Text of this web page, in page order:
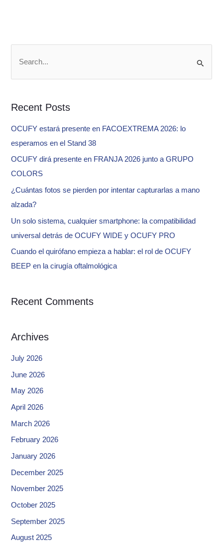
e
r
:
Recent Posts
OCUFY estará presente en FACOEXTREMA 2026: lo
esperamos en el Stand 38
OCUFY dirá presente en FRANJA 2026 junto a GRUPO
COLORS
¿Cuántas fotos se pierden por intentar capturarlas a mano
alzada?
Un solo sistema, cualquier smartphone: la compatibilidad
universal detrás de OCUFY WIDE y OCUFY PRO
Cuando el quirófano empieza a hablar: el rol de OCUFY
BEEP en la cirugía oftalmológica
Recent Comments
Archives
July 2026
June 2026
May 2026
April 2026
March 2026
February 2026
January 2026
December 2025
November 2025
October 2025
September 2025
August 2025